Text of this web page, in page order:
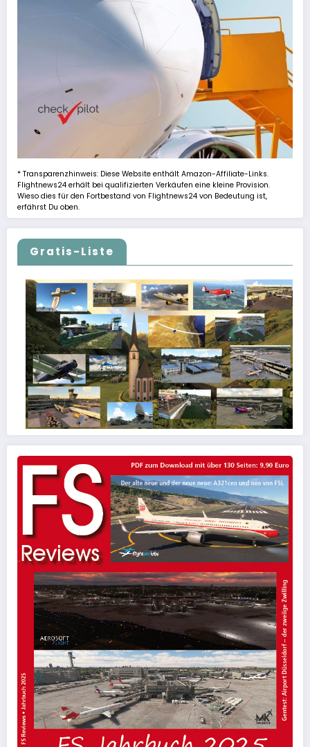
* Transparenzhinweis: Diese Website enthält Amazon-Affiliate-Links.
Flightnews24 erhält bei qualifizierten Verkäufen eine kleine Provision.
Wieso dies für den Fortbestand von Flightnews24 von Bedeutung ist,
erfährst Du oben.
Gratis-Liste